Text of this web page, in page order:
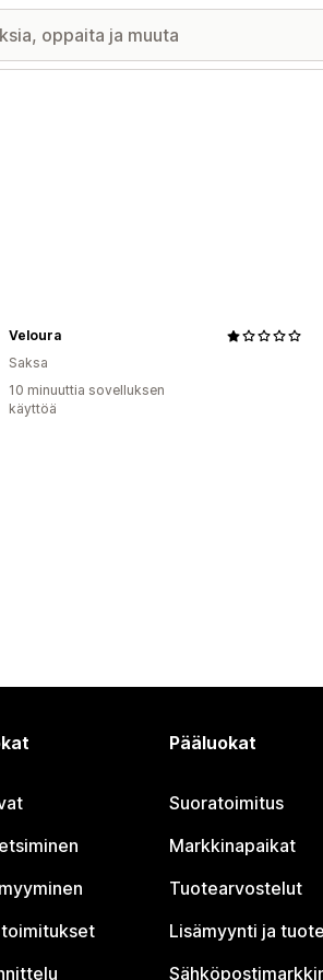
Veloura
Saksa
10 minuuttia sovelluksen
käyttöä
Pääluokat
Suoratoimitus
Markkinapaikat
Tuotearvostelut
Lisämyynti ja